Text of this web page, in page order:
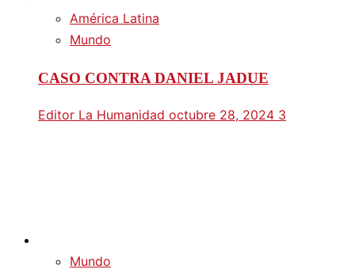
América Latina
Mundo
CASO CONTRA DANIEL JADUE
Editor La Humanidad octubre 28, 2024 3
Mundo